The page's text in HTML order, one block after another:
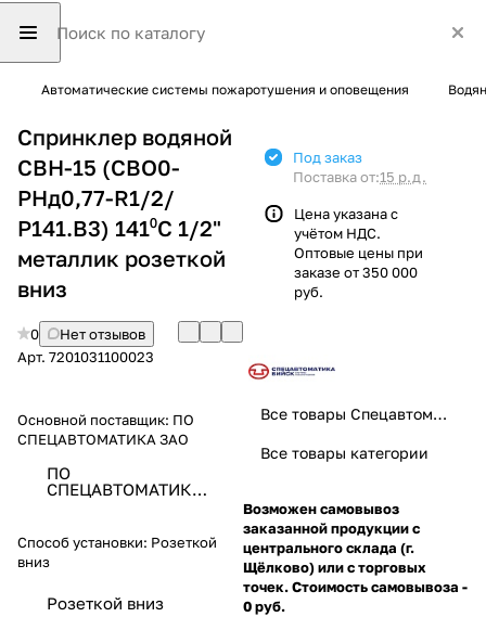
Автоматические системы пожаротушения и оповещения
Спринклер водяной
СВН-15 (СВО0-
РНд0,77-R1/2/
Р141.В3) 141⁰С 1/2"
металлик розеткой
вниз
0
Нет отзывов
Арт. 7201031100023
Основной поставщик: ПО
СПЕЦАВТОМАТИКА ЗАО
ПО
СПЕЦАВТОМАТИКА
Способ установки: Розеткой
вниз
Розеткой вниз
Под заказ
Поставка от:15 р.д.
Цена указана с
учётом НДС.
Оптовые цены при
заказе от 350 000
руб.
Все товары Спецавтоматика
Все товары категории
Возможен самовывоз
заказанной продукции с
центрального склада (г.
Щёлково) или с торговых
точек. Стоимость самовывоза -
0 руб.